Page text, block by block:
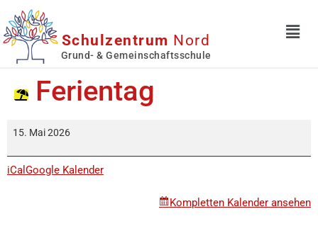
Schulzentrum Nord
Grund- & Gemeinschaftsschule
Ferientag
15. Mai 2026
iCal Google Kalender
Kompletten Kalender ansehen